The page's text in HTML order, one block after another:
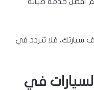
فلا تتردد في
في